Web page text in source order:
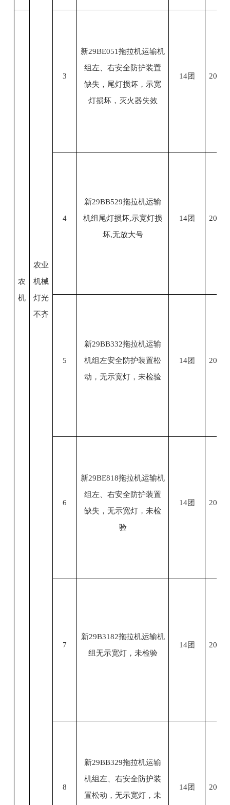
农
机
农业
机械
灯光
不齐
3
新29BE051拖拉机运输机
组左、右安全防护装置
缺失，尾灯损坏，示宽
灯损坏，灭火器失效
14团
4
新29BB529拖拉机运输
机组尾灯损坏,示宽灯损
坏,无放大号
14团
5
新29BB332拖拉机运输
机组左安全防护装置松
动，无示宽灯，未检验
14团
6
新29BE818拖拉机运输机
组左、右安全防护装置
缺失，无示宽灯，未检
验
14团
7
新29B3182拖拉机运输机
组无示宽灯，未检验
14团
8
新29BB329拖拉机运输
机组左、右安全防护装
置松动，无示宽灯，未
14团